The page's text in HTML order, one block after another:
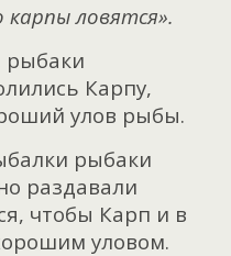
ловятся».
рыбаки
Карпу,
улов рыбы.
рыбаки
раздавали
чтобы Карп и в
уловом.